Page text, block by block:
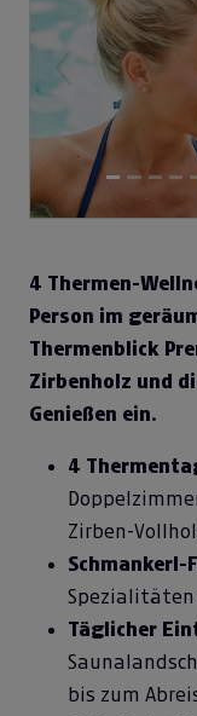
Previous
4 Thermen-
Person im
Thermenblick
Zirbenholz und
Genießen ein.
4
Zirben-
Spezialitäten
Täglicher
bis zum